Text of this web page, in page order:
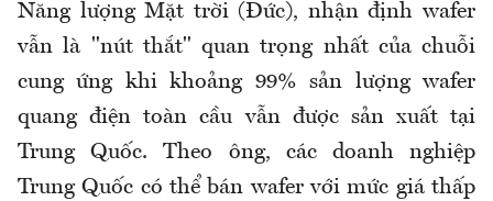
Năng lượng Mặt trời (Đức), nhận định wafer
vẫn là "nút thắt" quan trọng nhất của chuỗi
cung ứng khi khoảng 99% sản lượng wafer
quang điện toàn cầu vẫn được sản xuất tại
Trung Quốc. Theo ông, các doanh nghiệp
Trung Quốc có thể bán wafer với mức giá thấp